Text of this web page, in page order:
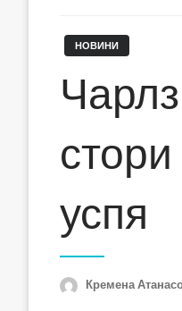
НОВИНИ
успя
Кремена